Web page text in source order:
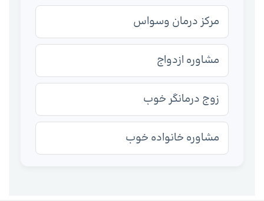
مرکز درمان وسواس
مشاوره ازدواج
زوج درمانگر خوب
مشاوره خانواده خوب